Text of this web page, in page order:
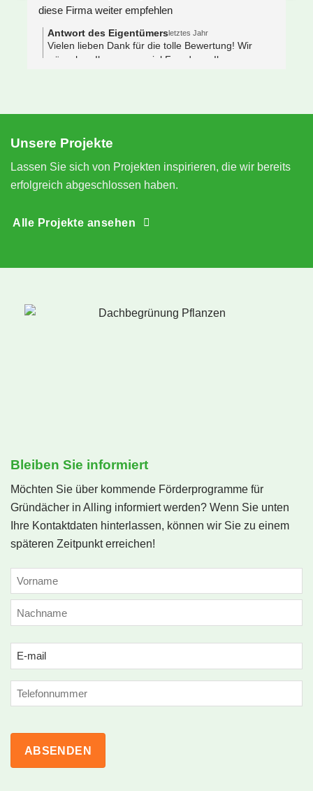
diese Firma weiter empfehlen
Antwort des Eigentümersletztes Jahr
Vielen lieben Dank für die tolle Bewertung! Wir
wünschen Ihnen ganz viel Freude an Ihrem neuen
Unsere Projekte
Lassen Sie sich von Projekten inspirieren, die wir bereits
erfolgreich abgeschlossen haben.
Alle Projekte ansehen
Bleiben Sie informiert
Möchten Sie über kommende Förderprogramme für
Gründächer in Alling informiert werden? Wenn Sie unten
Ihre Kontaktdaten hinterlassen, können wir Sie zu einem
späteren Zeitpunkt erreichen!
NAME
(ERFORDERLICH)
Email
(erforderlich)
Phone